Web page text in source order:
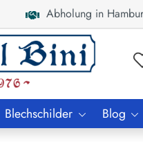
Abholung in
Blechschilder Blog